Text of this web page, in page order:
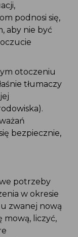
podnosi się,
aby nie być
otoczeniu
tłumaczy
bezpiecznie,
potrzeby
w okresie
zwanej nową
mową, liczyć,